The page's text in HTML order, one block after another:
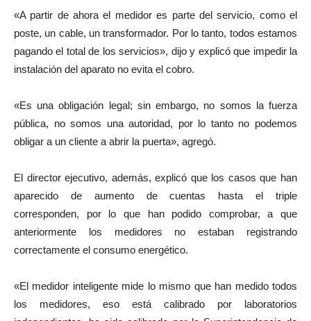
«A partir de ahora el medidor es parte del servicio, como el
poste, un cable, un transformador. Por lo tanto, todos estamos
pagando el total de los servicios», dijo y explicó que impedir la
instalación del aparato no evita el cobro.
«Es una obligación legal; sin embargo, no somos la fuerza
pública, no somos una autoridad, por lo tanto no podemos
obligar a un cliente a abrir la puerta», agregó.
El director ejecutivo, además, explicó que los casos que han
aparecido de aumento de cuentas hasta el triple
corresponden, por lo que han podido comprobar, a que
anteriormente los medidores no estaban registrando
correctamente el consumo energético.
«El medidor inteligente mide lo mismo que han medido todos
los medidores, eso está calibrado por laboratorios